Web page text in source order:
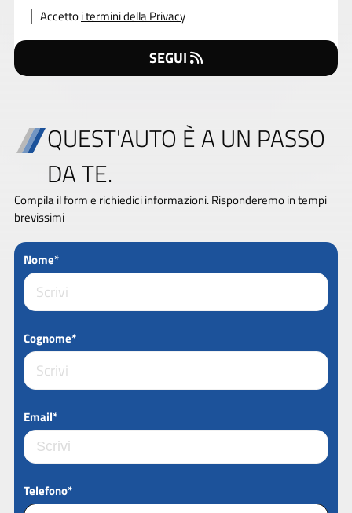
Accettoi termini della Privacy
SEGUI
QUEST'AUTO È A UN PASSO
DA TE.
Compila il form e richiedici informazioni. Risponderemo in tempi
brevissimi
Nome*
Cognome*
Email*
Telefono*